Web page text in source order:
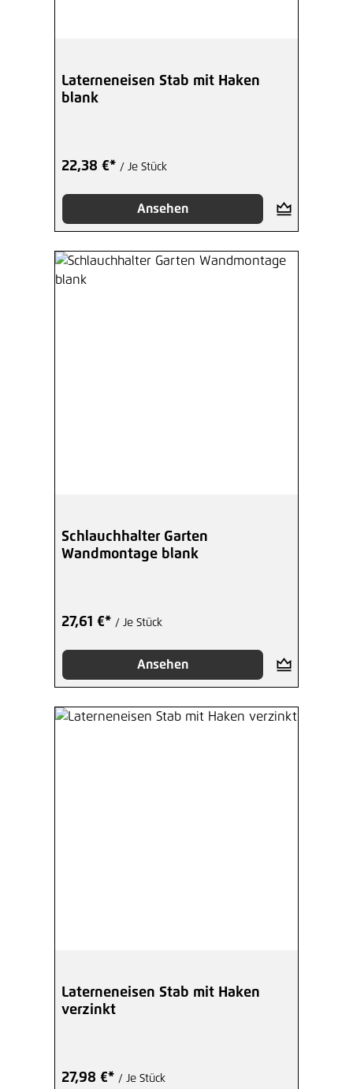
Laterneneisen Stab mit Haken
blank
22,38 €* / Je Stück
Ansehen
Schlauchhalter Garten
Wandmontage blank
27,61 €* / Je Stück
Ansehen
Laterneneisen Stab mit Haken
verzinkt
27,98 €* / Je Stück